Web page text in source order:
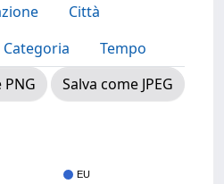
Città
Categoria
Tempo
PNG
Salva come JPEG
EU